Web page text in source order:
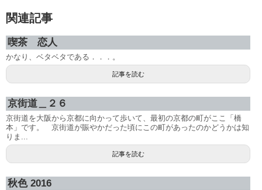
関連記事
喫茶 恋人
かなり、ベタベタである．．．。
記事を読む
京街道＿２６
京街道を大阪から京都に向かって歩いて、最初の京都の町がここ「橋
本」です。 京街道が賑やかだった頃にこの町があったのかどうかは知
りま...
記事を読む
秋色 2016